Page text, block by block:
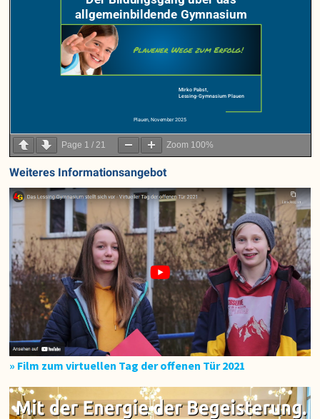
Page 1 /21 Zoom 100%
Weiteres Informationsangebot
» Film zum virtuellen Tag der offenen Tür 2021